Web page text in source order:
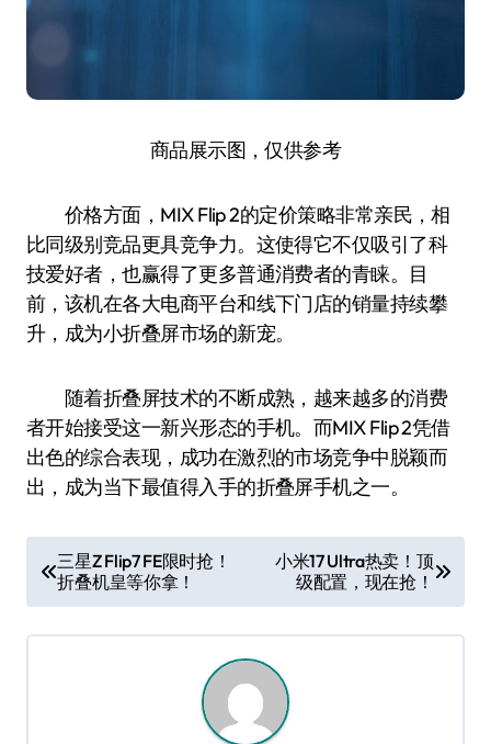
商品展示图，仅供参考
价格方面，MIX Flip 2的定价策略非常亲民，相
比同级别竞品更具竞争力。这使得它不仅吸引了科
技爱好者，也赢得了更多普通消费者的青睐。目
前，该机在各大电商平台和线下门店的销量持续攀
升，成为小折叠屏市场的新宠。
随着折叠屏技术的不断成熟，越来越多的消费
者开始接受这一新兴形态的手机。而MIX Flip 2凭借
出色的综合表现，成功在激烈的市场竞争中脱颖而
出，成为当下最值得入手的折叠屏手机之一。
章
导
三星Z Flip7 FE限时抢！
折叠机皇等你拿！
小米17 Ultra热卖！顶
级配置，现在抢！